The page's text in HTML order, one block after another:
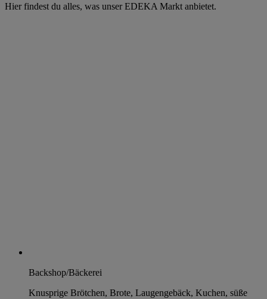
Hier findest du alles, was unser EDEKA Markt anbietet.
Backshop/Bäckerei
Knusprige Brötchen, Brote, Laugengebäck, Kuchen, süße